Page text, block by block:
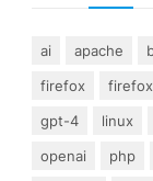
ai apache
firefox
firefox
gpt-4
linux
openai
php